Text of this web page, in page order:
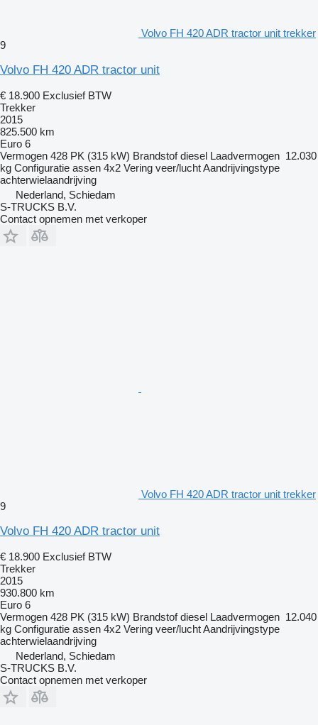
Volvo FH 420 ADR tractor unit trekker
9
Volvo FH 420 ADR tractor unit
€ 18.900 Exclusief BTW
Trekker
2015
825.500 km
Euro 6
Vermogen 428 PK (315 kW) Brandstof diesel Laadvermogen 12.030
kg Configuratie assen 4x2 Vering veer/luchtAandrijvingstype
achterwielaandrijving
Nederland, Schiedam
S-TRUCKS B.V.
Contact opnemen met verkoper
Volvo FH 420 ADR tractor unit trekker
9
Volvo FH 420 ADR tractor unit
€ 18.900 Exclusief BTW
Trekker
2015
930.800 km
Euro 6
Vermogen 428 PK (315 kW) Brandstof diesel Laadvermogen 12.040
kg Configuratie assen 4x2 Vering veer/luchtAandrijvingstype
achterwielaandrijving
Nederland, Schiedam
S-TRUCKS B.V.
Contact opnemen met verkoper